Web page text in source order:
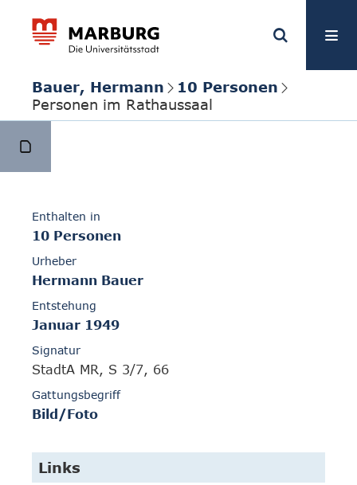
Bauer, Hermann
10 Personen
Personen im Rathaussaal
Enthalten in
10 Personen
Urheber
Hermann Bauer
Entstehung
Januar 1949
Signatur
StadtA MR, S 3/7, 66
Gattungsbegriff
Bild/Foto
Links